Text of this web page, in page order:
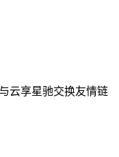
云享星驰交换友情链